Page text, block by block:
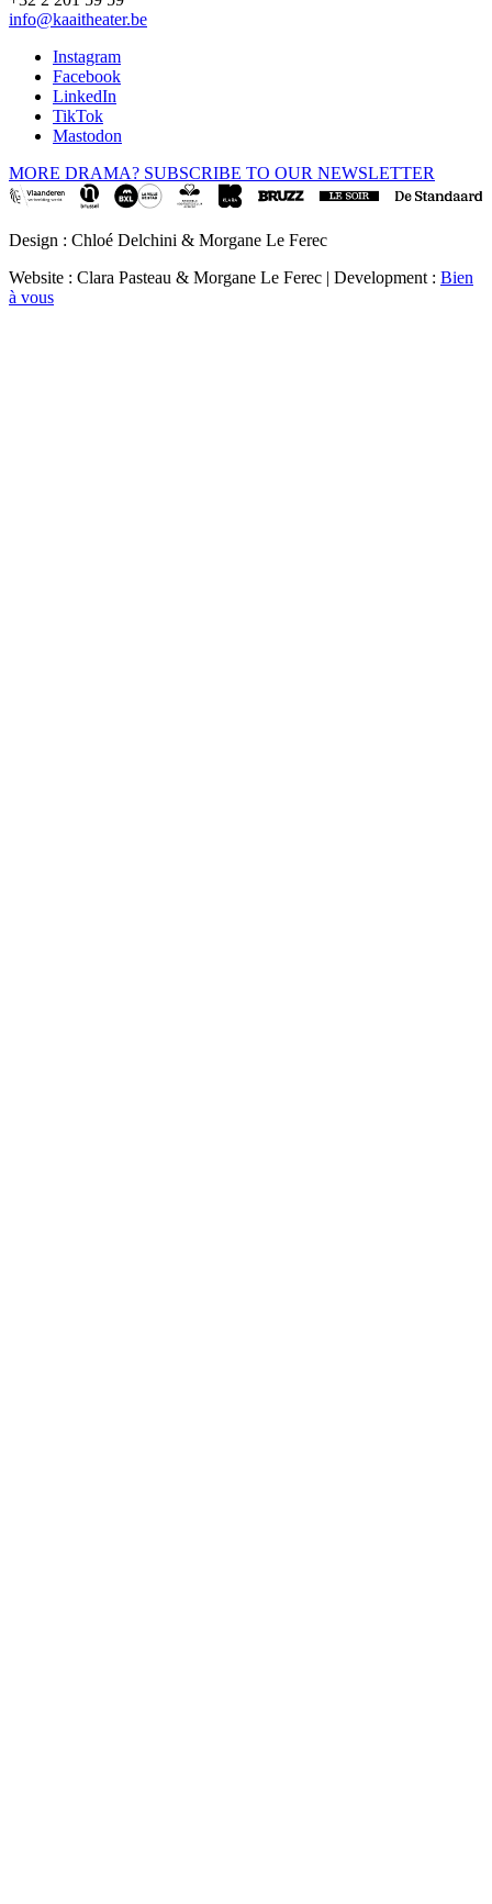
info@kaaitheater.be
Instagram
Facebook
LinkedIn
TikTok
Mastodon
MORE DRAMA? SUBSCRIBE TO OUR NEWSLETTER
Design : Chloé Delchini & Morgane Le Ferec
Website : Clara Pasteau & Morgane Le Ferec | Development : Bien
à vous